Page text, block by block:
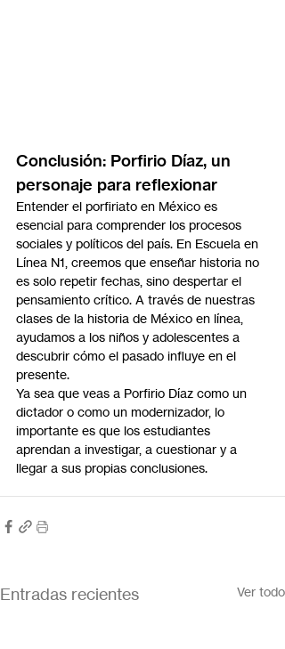
Conclusión: Porfirio Díaz, un
personaje para reflexionar
Entender el porfiriato en México es
esencial para comprender los procesos
sociales y políticos del país. En Escuela en
Línea N1, creemos que enseñar historia no
es solo repetir fechas, sino despertar el
pensamiento crítico. A través de nuestras
clases de la historia de México en línea,
ayudamos a los niños y adolescentes a
descubrir cómo el pasado influye en el
presente.
Ya sea que veas a Porfirio Díaz como un
dictador o como un modernizador, lo
importante es que los estudiantes
aprendan a investigar, a cuestionar y a
llegar a sus propias conclusiones.
Entradas recientes Ver todo